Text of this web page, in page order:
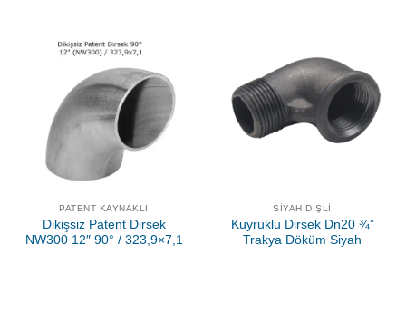
PATENT KAYNAKLI
Dikişsiz Patent Dirsek
NW300 12″ 90° / 323,9×7,1
SIYAH DIŞLI
Kuyruklu Dirsek Dn20 ¾”
Trakya Döküm Siyah